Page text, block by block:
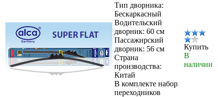
Тип дворника:
Бескаркасный
Водительский
дворник: 60 см
Пассажирский
дворник: 56 см
Страна
производства:
Китай
В комплекте набор
переходников
Купить
В
наличии